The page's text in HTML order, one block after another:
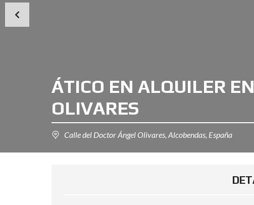
ÁTICO EN ALQUILER
OLIVARES
Calle del Doctor Ángel Olivares, Alcobendas, España